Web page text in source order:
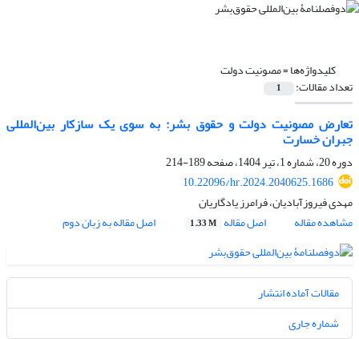
کلیدواژه‌ها =مصونیت دولت
تعداد مقالات: 1
تعارض مصونیت دولت و حقوق بشر: به سوی یک سازکار بین‌المللی
جبران خسارت
دوره 20، شماره 1، تیر 1404، صفحه
189-214
10.22096/hr.2024.2040625.1686
مهدی فیروزآبادیان، فرامرز یادگاریان
مشاهده مقاله
اصل مقاله 1.33 M اصل مقاله به زبان دوم
مقالات آماده انتشار
شماره جاری